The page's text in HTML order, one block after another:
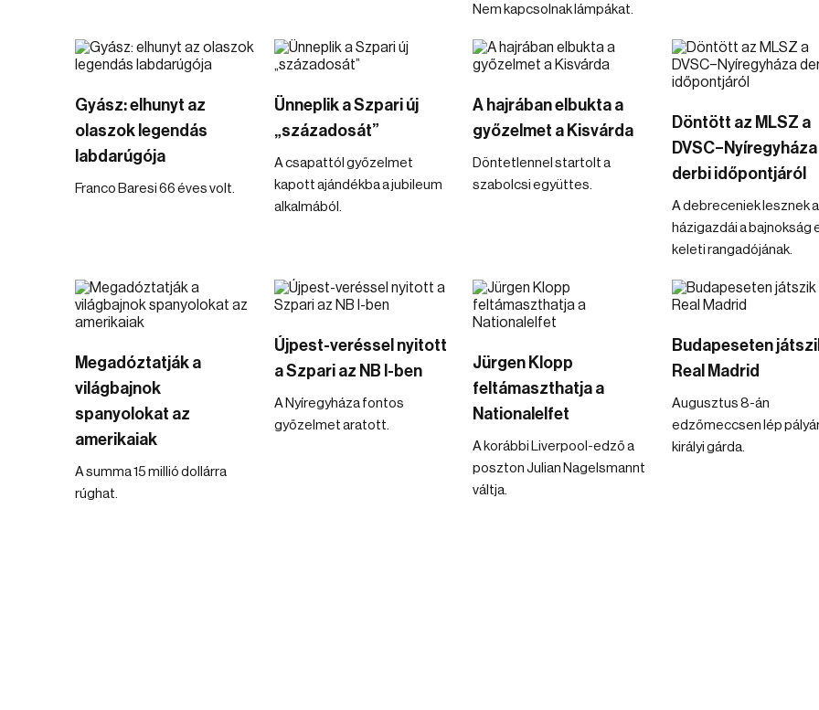
Nem kapcsolnak lámpákat.
Gyász: elhunyt az
olaszok legendás
labdarúgója
Franco Baresi 66 éves volt.
Ünneplik a Szpari új
„századosát”
A csapattól győzelmet
kapott ajándékba a jubileum
alkalmából.
A hajrában elbukta a
győzelmet a Kisvárda
Döntetlennel startolt a
szabolcsi együttes.
Döntött az MLSZ a
DVSC–Nyíregyháza
derbi időpontjáról
A debreceniek lesznek a
házigazdái a bajnokság
keleti rangadójának.
Megadóztatják a
világbajnok
spanyolokat az
amerikaiak
A summa 15 millió dollárra
rúghat.
Újpest-veréssel nyitott
a Szpari az NB I-ben
A Nyíregyháza fontos
győzelmet aratott.
Jürgen Klopp
feltámaszthatja a
Nationalelfet
A korábbi Liverpool-edző a
poszton Julian Nagelsmannt
váltja.
Budapeseten
Real Madrid
Augusztus 8-án
edzőmeccsen lép
királyi gárda.